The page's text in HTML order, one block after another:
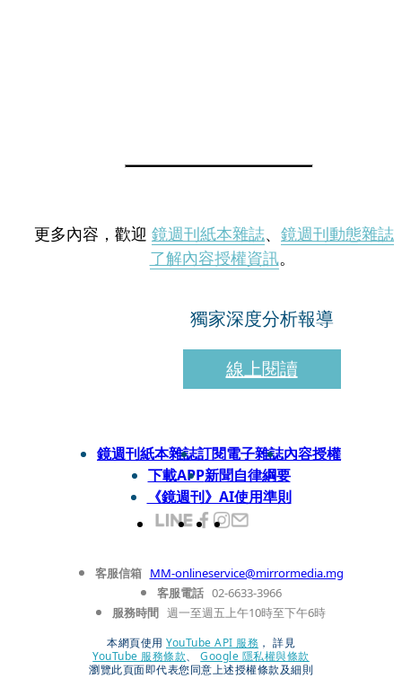
更多內容，歡迎 鏡週刊紙本雜誌、 鏡週刊動態雜誌
了解內容授權資訊。
獨家深度分析報導
線上閱讀
鏡週刊紙本雜誌訂閱電子雜誌內容授權
下載APP新聞自律綱要
《鏡週刊》AI使用準則
客服信箱 MM-onlineservice@mirrormedia.mg
客服電話 02-6633-3966
服務時間 週一至週五上午10時至下午6時
本網頁使用 YouTube API 服務 ， 詳見
YouTube 服務條款、
Google 隱私權與條款
瀏覽此頁面即代表您同意上述授權條款及細則